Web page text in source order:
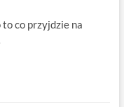
co przyjdzie na